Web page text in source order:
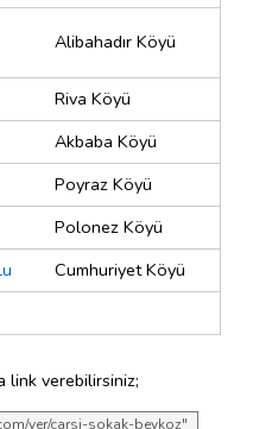
Alibahadır Köyü
Riva Köyü
Akbaba Köyü
Poyraz Köyü
Polonez Köyü
Cumhuriyet Köyü
link verebilirsiniz;